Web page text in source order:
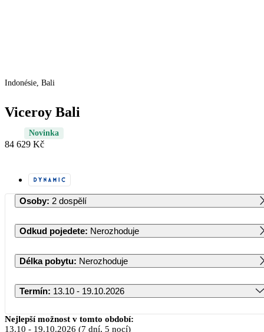
Indonésie, Bali
Viceroy Bali
Novinka
84 629 Kč
Osoby: 2 dospělí
Odkud pojedete: Nerozhoduje
Délka pobytu: Nerozhoduje
Termín: 13.10 - 19.10.2026
Říjen 2026
Nejlepší možnost v tomto období:
13.10 - 19.10.2026 (7 dní, 5 nocí)